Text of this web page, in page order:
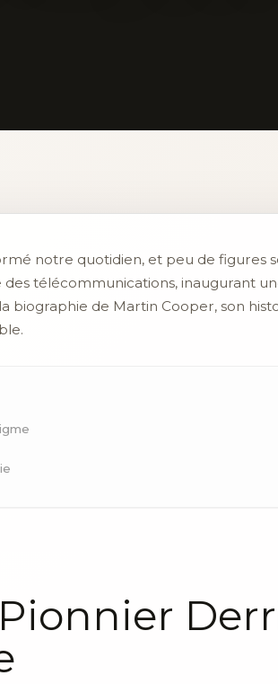
notre quotidien, et peu de figures
télécommunications, inaugurant
biographie de Martin Cooper, son